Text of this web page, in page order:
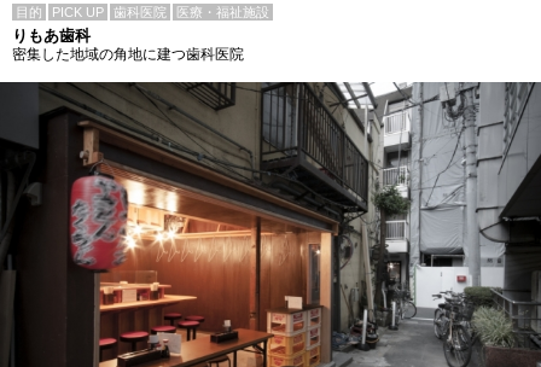
目的 PICK UP 歯科医院 医療・福祉施設
りもあ歯科
密集した地域の角地に建つ歯科医院